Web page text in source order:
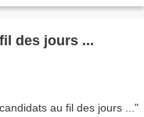
des jours ...